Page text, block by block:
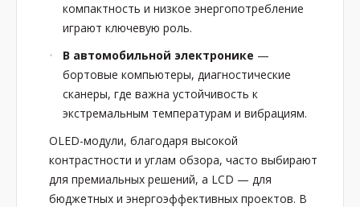
компактность и низкое энергопотребление
играют ключевую роль.
В автомобильной электронике —
бортовые компьютеры, диагностические
сканеры, где важна устойчивость к
экстремальным температурам и вибрациям.
OLED-модули, благодаря высокой
контрастности и углам обзора, часто выбирают
для премиальных решений, а LCD — для
бюджетных и энергоэффективных проектов. В